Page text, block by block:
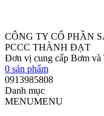
CÔNG TY CỔ PHẦN
PCCC THÀNH ĐẠT
Đơn vị cung cấp Bơm và
0 sản phẩm
0913985808
Danh mục
MENUMENU